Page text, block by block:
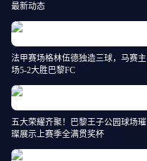
最新动态
法甲赛场格林伍德独造三球，马赛主
场5-2大胜巴黎FC
五大荣耀齐聚！巴黎王子公园球场璀
璨展示上赛季全满贯奖杯